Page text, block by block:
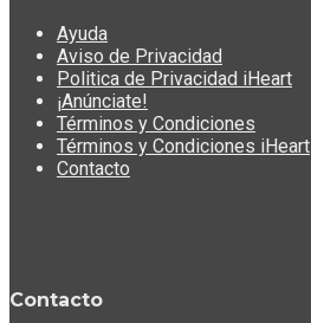
Ayuda
Aviso de Privacidad
Politica de Privacidad iHeart
¡Anúnciate!
Términos y Condiciones
Términos y Condiciones iHeart
Contacto
Contacto